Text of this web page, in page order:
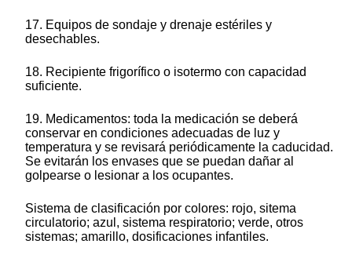
17. Equipos de sondaje y drenaje estériles y
desechables.
18. Recipiente frigorífico o isotermo con capacidad
suficiente.
19. Medicamentos: toda la medicación se deberá
conservar en condiciones adecuadas de luz y
temperatura y se revisará periódicamente la caducidad.
Se evitarán los envases que se puedan dañar al
golpearse o lesionar a los ocupantes.
Sistema de clasificación por colores: rojo, sitema
circulatorio; azul, sistema respiratorio; verde, otros
sistemas; amarillo, dosificaciones infantiles.